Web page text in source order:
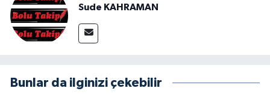
Sude KAHRAMAN
Bunlar da ilginizi çekebilir